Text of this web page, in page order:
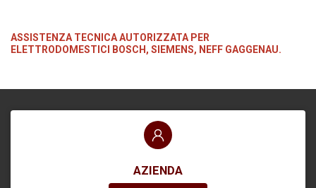
ASSISTENZA TECNICA AUTORIZZATA PER
ELETTRODOMESTICI BOSCH, SIEMENS, NEFF GAGGENAU.
AZIENDA